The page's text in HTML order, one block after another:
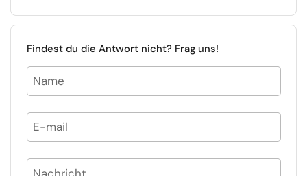
Findest du die Antwort nicht? Frag uns!
Name
E-mail
Nachricht